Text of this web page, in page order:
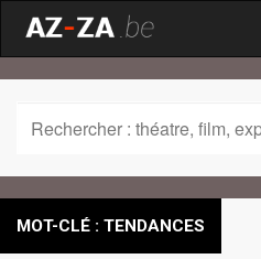
MOT-CLÉ : TENDANCES